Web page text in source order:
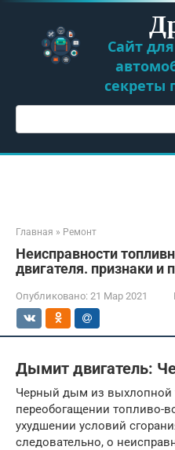
Перейти
контенту
Сайт
секреты
Поиск:
Главная » Ремонт
Неисправности
двигателя. признаки и
Опубликовано: 21 Мар 2021
Дымит двигатель:
Черный дым из выхлопной
переобогащении топливо-
ухудшении условий
следовательно, о